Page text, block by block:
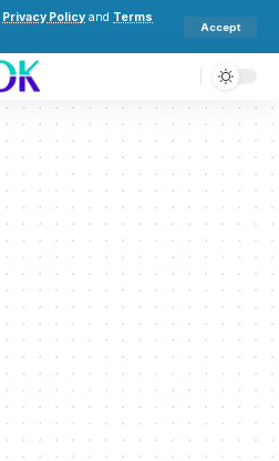
Privacy Policy and Terms
Accept